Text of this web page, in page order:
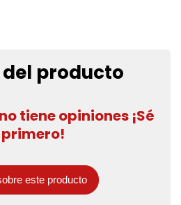
producto
tiene opiniones ¡Sé
este producto